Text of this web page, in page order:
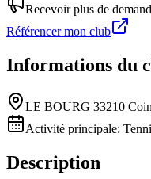
Recevoir plus de
Référencer mon club
Informations du
LE BOURG 33210
Activité principale:
Description